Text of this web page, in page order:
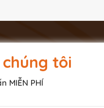
tôi
MIỄN PHÍ